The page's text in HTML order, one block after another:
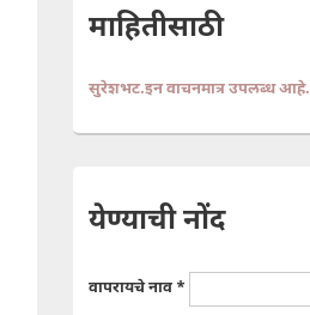
माहितीसाठी
सुरेशभट.इन वाचनमात्र उपलब्ध आहे.
येण्याची नोंद
वापरायचे नाव *